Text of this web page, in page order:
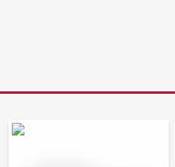
Dražit online - Artslimit